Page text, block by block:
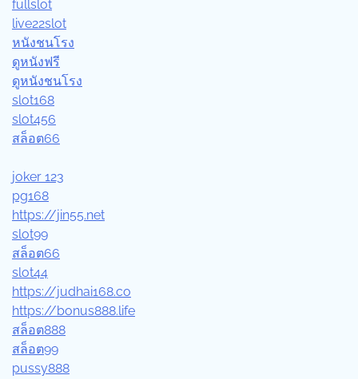
fullslot
live22slot
หนังชนโรง
ดูหนังฟรี
ดูหนังชนโรง
slot168
slot456
สล็อต66
joker 123
pg168
https://jin55.net
slot99
สล็อต66
slot44
https://judhai168.co
https://bonus888.life
สล็อต888
สล็อต99
pussy888